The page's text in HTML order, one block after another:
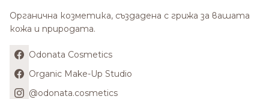
Органична козметика, създадена с грижа за вашата
кожа и природата.
Odonata Cosmetics
Organic Make-Up Studio
@odonata.cosmetics